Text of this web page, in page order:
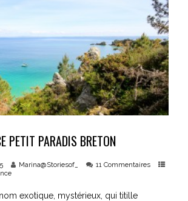
PETIT PARADIS BRETON
Marina@Storiesof_
11 Commentaires
nom exotique, mystérieux, qui titille